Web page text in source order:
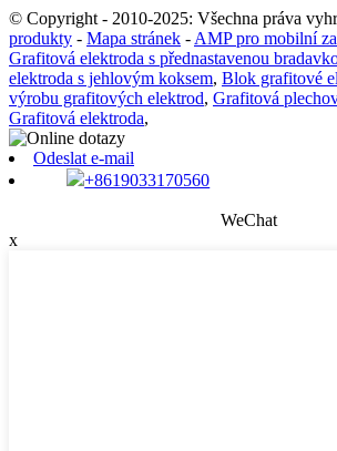
© Copyright - 2010-2025: Všechna práva
produkty - Mapa stránek - AMP pro mobilní
Grafitová elektroda s přednastavenou
elektroda s jehlovým koksem, Blok grafitové
výrobu grafitových elektrod, Grafitová
Grafitová elektroda,
Odeslat e-mail
+8619033170560
WeChat
x